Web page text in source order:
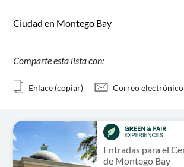
Ciudad en Montego Bay
Comparte esta lista con:
Enlace (copiar) Correo electrónico
Entradas para el
de Montego Bay